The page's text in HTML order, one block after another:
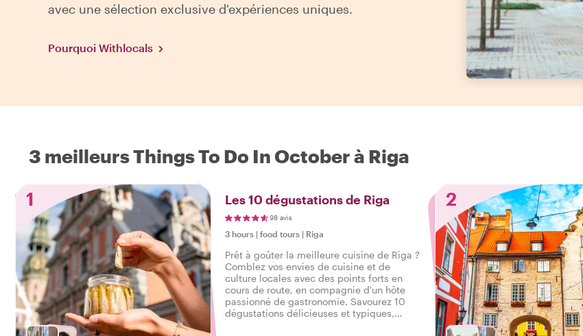
avec une sélection exclusive d'expériences uniques.
Pourquoi Withlocals
3 meilleurs Things To Do In October à Riga
1
Les 10 dégustations de Riga
98 avis
3 hours | food tours | Riga
Prêt à goûter la meilleure cuisine de Riga ?
Comblez vos envies de cuisine et de
culture locales avec des points forts en
cours de route, en compagnie d'un hôte
passionné de gastronomie. Savourez 10
dégustations délicieuses et typiques,
2